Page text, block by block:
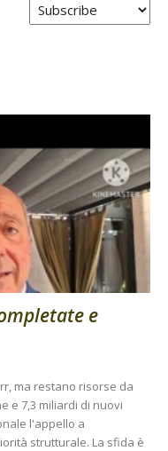
e
ma restano risorse da
e 7,3 miliardi di nuovi
l'appello a
strutturale. La sfida è